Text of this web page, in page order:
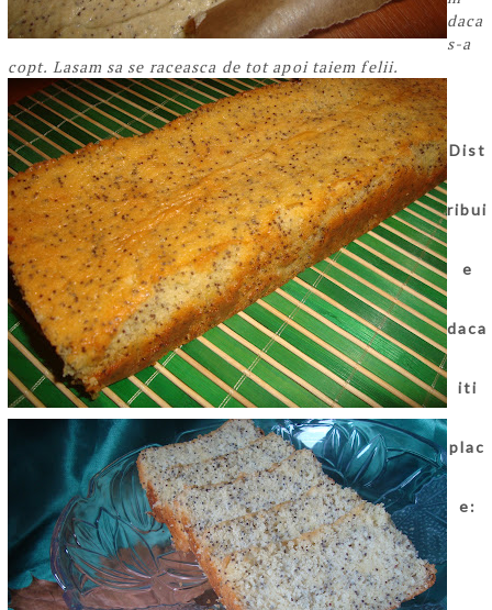
daca
s-a
copt. Lasam sa se raceasca de tot apoi taiem felii.
Dist
ribui
e
daca
iti
plac
e: